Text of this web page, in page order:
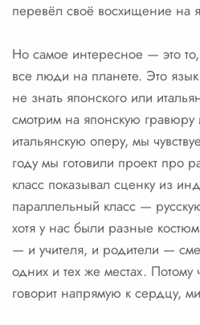
перевёл своё восхищение на
Но самое интересное — это
все люди на планете. Это
не знать японского или
смотрим на японскую
итальянскую оперу, мы
году мы готовили проект про
класс показывал сценку из
параллельный класс —
хотя у нас были разные
— и учителя, и родители —
одних и тех же местах. Потому
говорит напрямую к сердцу,